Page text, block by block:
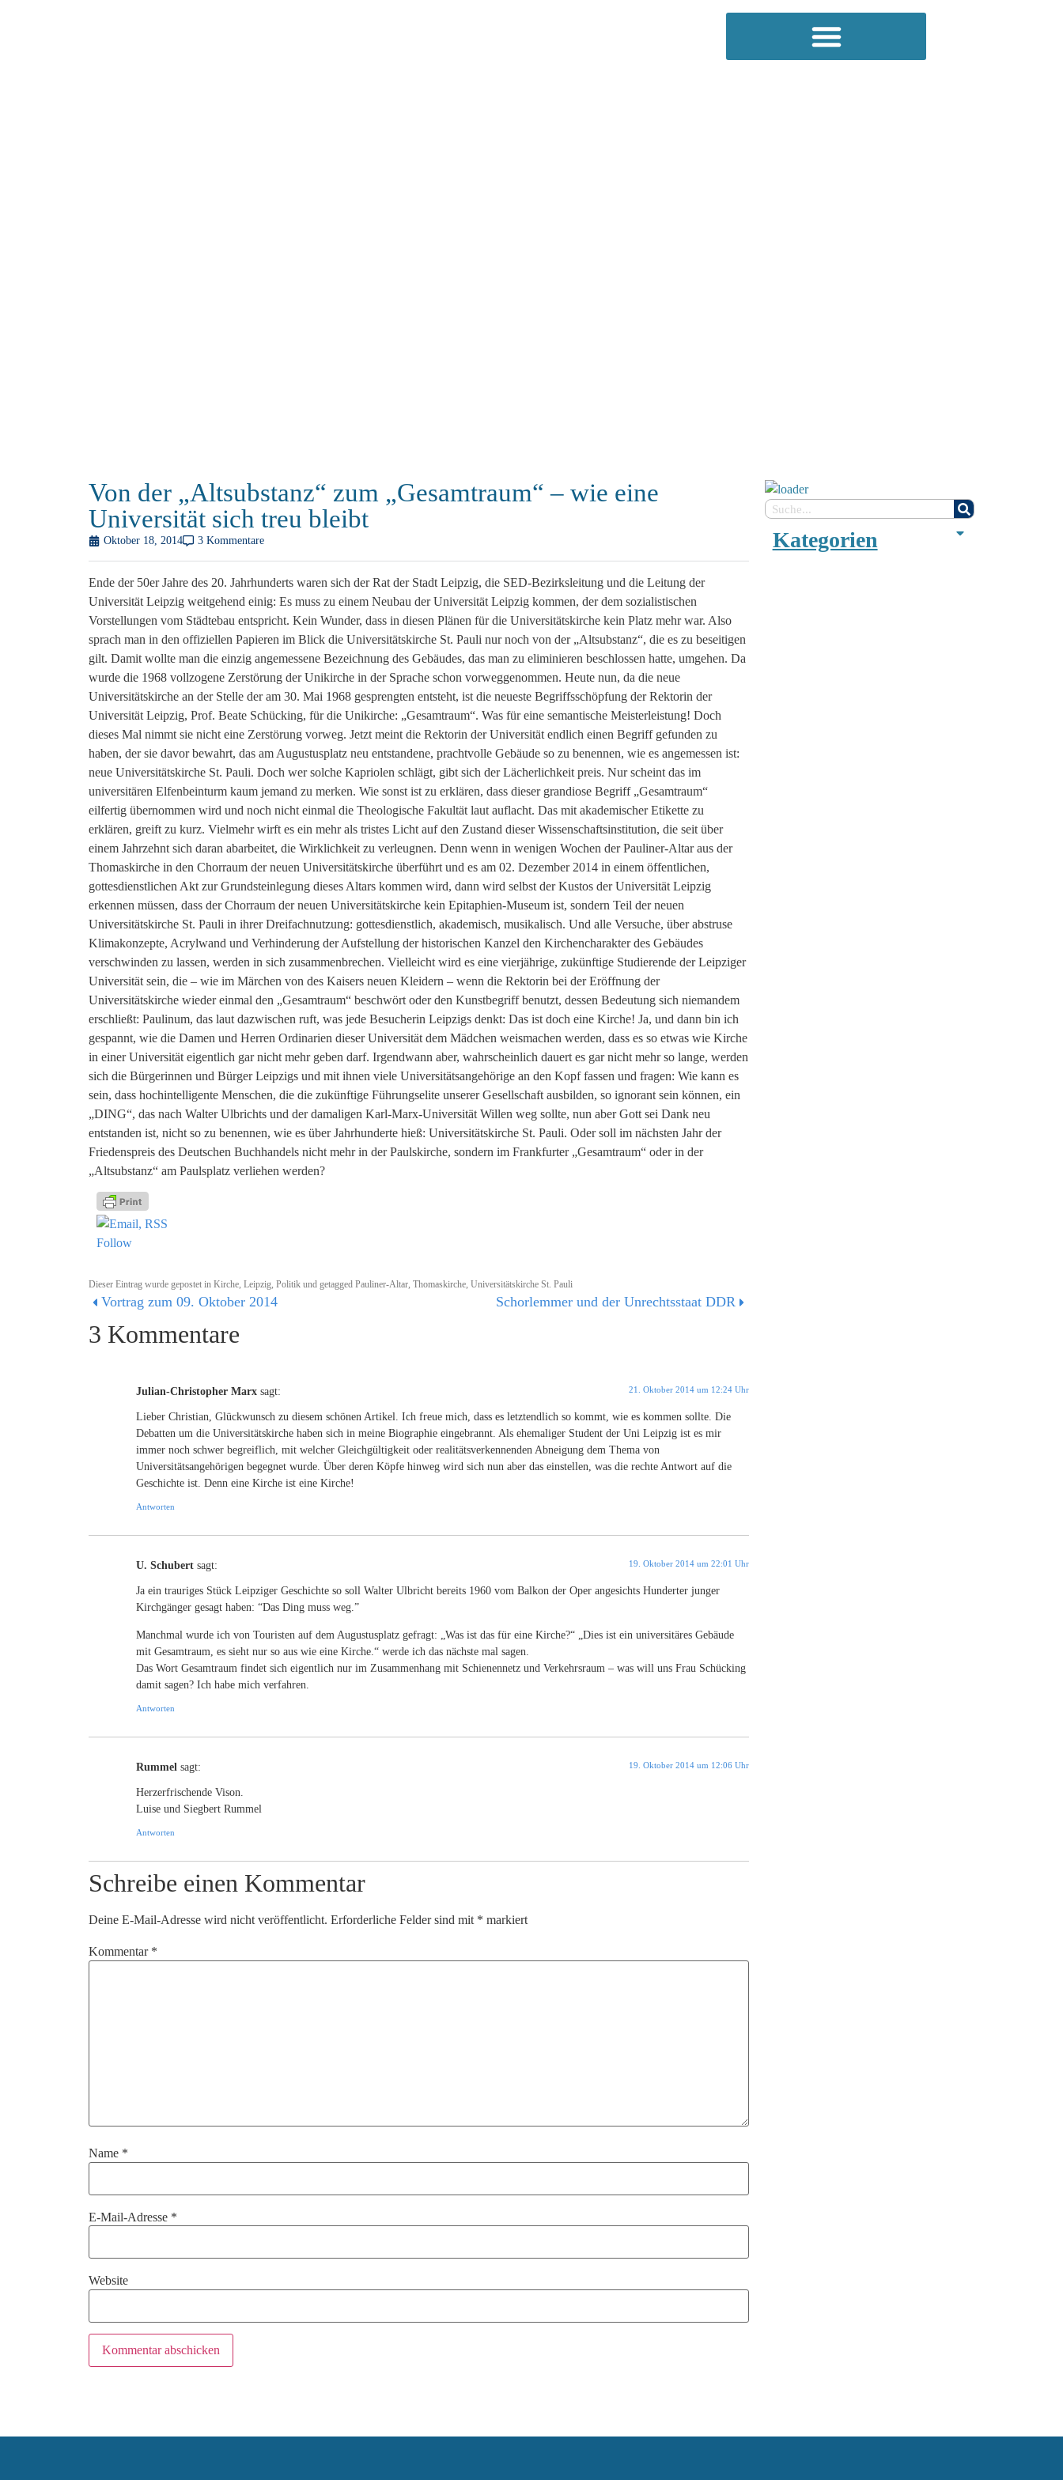
Von der „Altsubstanz“ zum „Gesamtraum“ – wie eine
Universität sich treu bleibt
Oktober 18, 2014 3 Kommentare
Ende der 50er Jahre des 20. Jahrhunderts waren sich der Rat der Stadt Leipzig, die SED-Bezirksleitung und die Leitung der
Universität Leipzig weitgehend einig: Es muss zu einem Neubau der Universität Leipzig kommen, der dem sozialistischen
Vorstellungen vom Städtebau entspricht. Kein Wunder, dass in diesen Plänen für die Universitätskirche kein Platz mehr war. Also
sprach man in den offiziellen Papieren im Blick die Universitätskirche St. Pauli nur noch von der „Altsubstanz“, die es zu beseitigen
gilt. Damit wollte man die einzig angemessene Bezeichnung des Gebäudes, das man zu eliminieren beschlossen hatte, umgehen. Da
wurde die 1968 vollzogene Zerstörung der Unikirche in der Sprache schon vorweggenommen. Heute nun, da die neue
Universitätskirche an der Stelle der am 30. Mai 1968 gesprengten entsteht, ist die neueste Begriffsschöpfung der Rektorin der
Universität Leipzig, Prof. Beate Schücking, für die Unikirche: „Gesamtraum“. Was für eine semantische Meisterleistung! Doch
dieses Mal nimmt sie nicht eine Zerstörung vorweg. Jetzt meint die Rektorin der Universität endlich einen Begriff gefunden zu
haben, der sie davor bewahrt, das am Augustusplatz neu entstandene, prachtvolle Gebäude so zu benennen, wie es angemessen ist:
neue Universitätskirche St. Pauli. Doch wer solche Kapriolen schlägt, gibt sich der Lächerlichkeit preis. Nur scheint das im
universitären Elfenbeinturm kaum jemand zu merken. Wie sonst ist zu erklären, dass dieser grandiose Begriff „Gesamtraum“
eilfertig übernommen wird und noch nicht einmal die Theologische Fakultät laut auflacht. Das mit akademischer Etikette zu
erklären, greift zu kurz. Vielmehr wirft es ein mehr als tristes Licht auf den Zustand dieser Wissenschaftsinstitution, die seit über
einem Jahrzehnt sich daran abarbeitet, die Wirklichkeit zu verleugnen. Denn wenn in wenigen Wochen der Pauliner-Altar aus der
Thomaskirche in den Chorraum der neuen Universitätskirche überführt und es am 02. Dezember 2014 in einem öffentlichen,
gottesdienstlichen Akt zur Grundsteinlegung dieses Altars kommen wird, dann wird selbst der Kustos der Universität Leipzig
erkennen müssen, dass der Chorraum der neuen Universitätskirche kein Epitaphien-Museum ist, sondern Teil der neuen
Universitätskirche St. Pauli in ihrer Dreifachnutzung: gottesdienstlich, akademisch, musikalisch. Und alle Versuche, über abstruse
Klimakonzepte, Acrylwand und Verhinderung der Aufstellung der historischen Kanzel den Kirchencharakter des Gebäudes
verschwinden zu lassen, werden in sich zusammenbrechen. Vielleicht wird es eine vierjährige, zukünftige Studierende der Leipziger
Universität sein, die – wie im Märchen von des Kaisers neuen Kleidern – wenn die Rektorin bei der Eröffnung der
Universitätskirche wieder einmal den „Gesamtraum“ beschwört oder den Kunstbegriff benutzt, dessen Bedeutung sich niemandem
erschließt: Paulinum, das laut dazwischen ruft, was jede Besucherin Leipzigs denkt: Das ist doch eine Kirche! Ja, und dann bin ich
gespannt, wie die Damen und Herren Ordinarien dieser Universität dem Mädchen weismachen werden, dass es so etwas wie Kirche
in einer Universität eigentlich gar nicht mehr geben darf. Irgendwann aber, wahrscheinlich dauert es gar nicht mehr so lange, werden
sich die Bürgerinnen und Bürger Leipzigs und mit ihnen viele Universitätsangehörige an den Kopf fassen und fragen: Wie kann es
sein, dass hochintelligente Menschen, die die zukünftige Führungselite unserer Gesellschaft ausbilden, so ignorant sein können, ein
„DING“, das nach Walter Ulbrichts und der damaligen Karl-Marx-Universität Willen weg sollte, nun aber Gott sei Dank neu
entstanden ist, nicht so zu benennen, wie es über Jahrhunderte hieß: Universitätskirche St. Pauli. Oder soll im nächsten Jahr der
Friedenspreis des Deutschen Buchhandels nicht mehr in der Paulskirche, sondern im Frankfurter „Gesamtraum“ oder in der
„Altsubstanz“ am Paulsplatz verliehen werden?
Follow
Dieser Eintrag wurde gepostet in Kirche, Leipzig, Politik und getagged Pauliner-Altar, Thomaskirche, Universitätskirche St. Pauli
Vortrag zum 09. Oktober 2014 Schorlemmer und der Unrechtsstaat DDR
3 Kommentare
Julian-Christopher Marx sagt: 21. Oktober 2014 um 12:24 Uhr
Lieber Christian, Glückwunsch zu diesem schönen Artikel. Ich freue mich, dass es letztendlich so kommt, wie es kommen sollte. Die
Debatten um die Universitätskirche haben sich in meine Biographie eingebrannt. Als ehemaliger Student der Uni Leipzig ist es mir
immer noch schwer begreiflich, mit welcher Gleichgültigkeit oder realitätsverkennenden Abneigung dem Thema von
Universitätsangehörigen begegnet wurde. Über deren Köpfe hinweg wird sich nun aber das einstellen, was die rechte Antwort auf die
Geschichte ist. Denn eine Kirche ist eine Kirche!
Antworten
U. Schubert sagt: 19. Oktober 2014 um 22:01 Uhr
Ja ein trauriges Stück Leipziger Geschichte so soll Walter Ulbricht bereits 1960 vom Balkon der Oper angesichts Hunderter junger
Kirchgänger gesagt haben: “Das Ding muss weg.”
Manchmal wurde ich von Touristen auf dem Augustusplatz gefragt: „Was ist das für eine Kirche?“ „Dies ist ein universitäres Gebäude
mit Gesamtraum, es sieht nur so aus wie eine Kirche.“ werde ich das nächste mal sagen.
Das Wort Gesamtraum findet sich eigentlich nur im Zusammenhang mit Schienennetz und Verkehrsraum – was will uns Frau Schücking
damit sagen? Ich habe mich verfahren.
Antworten
Rummel sagt: 19. Oktober 2014 um 12:06 Uhr
Herzerfrischende Vison.
Luise und Siegbert Rummel
Antworten
Schreibe einen Kommentar
Deine E-Mail-Adresse wird nicht veröffentlicht. Erforderliche Felder sind mit * markiert
Kommentar *
Name *
E-Mail-Adresse *
Website
Kategorien